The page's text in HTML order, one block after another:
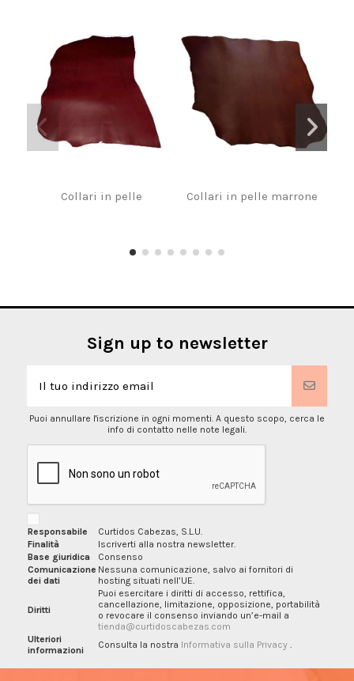
Collari in pelle Collari in pelle marrone
Sign up to newsletter
Puoi annullare l'iscrizione in ogni momenti. A questo scopo, cerca le
info di contatto nelle note legali.
Responsabile
Curtidos Cabezas, S.L.U.
Finalità
Iscriverti alla nostra newsletter.
Base giuridica
Consenso
Comunicazione
dei dati
Nessuna comunicazione, salvo ai fornitori di
hosting situati nell’UE.
Diritti
Puoi esercitare i diritti di accesso, rettifica,
cancellazione, limitazione, opposizione, portabilità
o revocare il consenso inviando un’e-mail a
tienda@curtidoscabezas.com
Ulteriori
informazioni
Consulta la nostra Informativa sulla Privacy